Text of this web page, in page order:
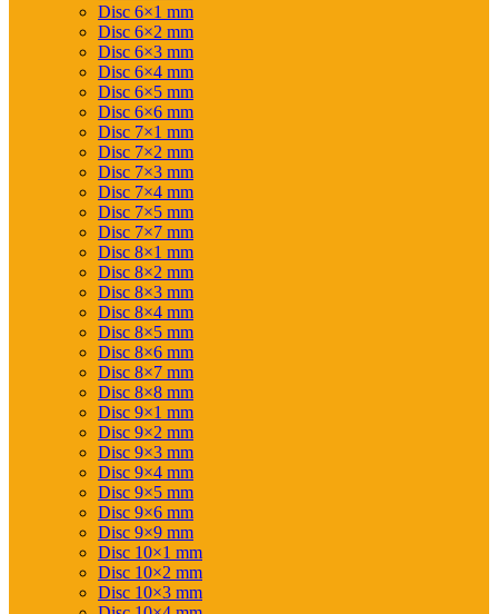
Disc 6×1 mm
Disc 6×2 mm
Disc 6×3 mm
Disc 6×4 mm
Disc 6×5 mm
Disc 6×6 mm
Disc 7×1 mm
Disc 7×2 mm
Disc 7×3 mm
Disc 7×4 mm
Disc 7×5 mm
Disc 7×7 mm
Disc 8×1 mm
Disc 8×2 mm
Disc 8×3 mm
Disc 8×4 mm
Disc 8×5 mm
Disc 8×6 mm
Disc 8×7 mm
Disc 8×8 mm
Disc 9×1 mm
Disc 9×2 mm
Disc 9×3 mm
Disc 9×4 mm
Disc 9×5 mm
Disc 9×6 mm
Disc 9×9 mm
Disc 10×1 mm
Disc 10×2 mm
Disc 10×3 mm